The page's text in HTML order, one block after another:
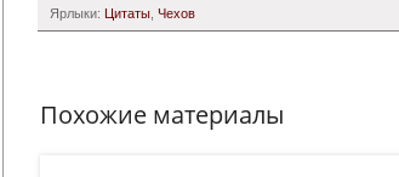
Ярлыки: Цитаты Чехов
Похожие материалы